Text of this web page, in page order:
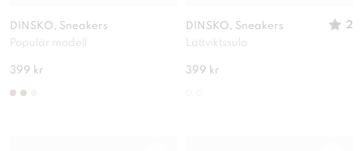
DINSKO, Sneakers
Populär modell
399 kr
DINSKO, Sneakers
2
Lättviktssula
399 kr